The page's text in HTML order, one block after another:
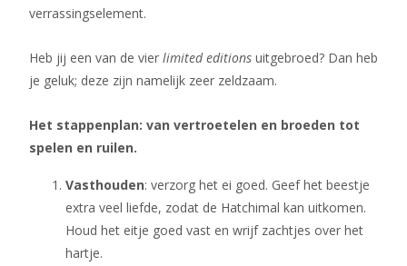
verrassingselement.
Heb jij een van de vier limited editions uitgebroed? Dan heb
je geluk; deze zijn namelijk zeer zeldzaam.
Het stappenplan: van vertroetelen en broeden tot
spelen en ruilen.
Vasthouden: verzorg het ei goed. Geef het beestje
extra veel liefde, zodat de Hatchimal kan uitkomen.
Houd het eitje goed vast en wrijf zachtjes over het
hartje.